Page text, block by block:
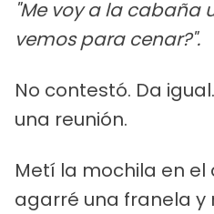
"Me voy a la cabaña
vemos para cenar?".
No contestó. Da
una reunión.
Metí la mochila en
agarré una franela y